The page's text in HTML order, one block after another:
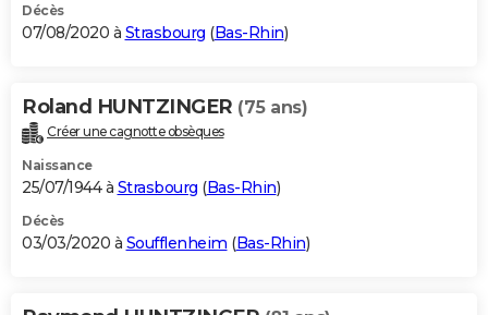
Décès
07/08/2020 à Strasbourg (Bas-Rhin)
Roland HUNTZINGER (75 ans)
Créer une cagnotte obsèques
Naissance
25/07/1944 à Strasbourg (Bas-Rhin)
Décès
03/03/2020 à Soufflenheim (Bas-Rhin)